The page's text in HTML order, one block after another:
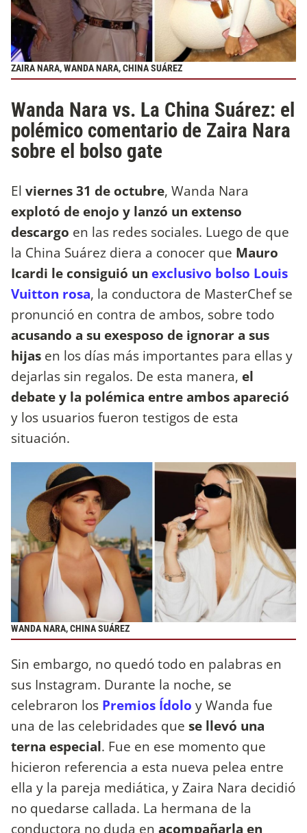
ZAIRA NARA, WANDA NARA, CHINA SUÁREZ
Wanda Nara vs. La China Suárez: el
polémico comentario de Zaira Nara
sobre el bolso gate
El viernes 31 de octubre, Wanda Nara
explotó de enojo y lanzó un extenso
descargo en las redes sociales. Luego de que
la China Suárez diera a conocer que Mauro
Icardi le consiguió un exclusivo bolso Louis
Vuitton rosa, la conductora de MasterChef se
pronunció en contra de ambos, sobre todo
acusando a su exesposo de ignorar a sus
hijas en los días más importantes para ellas y
dejarlas sin regalos. De esta manera, el
debate y la polémica entre ambos apareció
y los usuarios fueron testigos de esta
situación.
WANDA NARA, CHINA SUÁREZ
Sin embargo, no quedó todo en palabras en
sus Instagram. Durante la noche, se
celebraron los Premios Ídolo y Wanda fue
una de las celebridades que se llevó una
terna especial. Fue en ese momento que
hicieron referencia a esta nueva pelea entre
ella y la pareja mediática, y Zaira Nara decidió
no quedarse callada. La hermana de la
conductora no duda en acompañarla en